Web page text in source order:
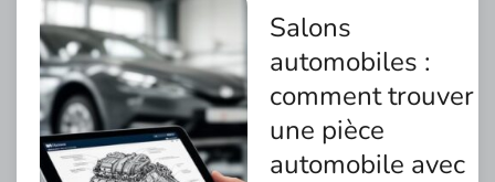
Salons
automobiles :
comment trouver
une pièce
automobile avec